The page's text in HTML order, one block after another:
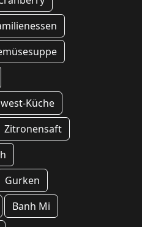
Küche
Zitronensaft
Gurken
Banh Mi